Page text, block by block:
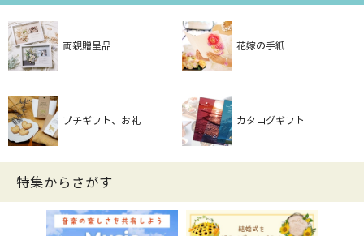
両親贈呈品 花嫁の手紙
プチギフト、お礼 カタログギフト
特集からさがす